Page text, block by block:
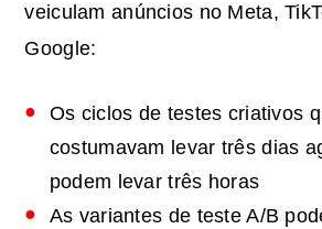
veiculam anúncios no Meta,
Google:
Os ciclos de testes criativos
costumavam levar três dias
podem levar três horas
As variantes de teste A/B